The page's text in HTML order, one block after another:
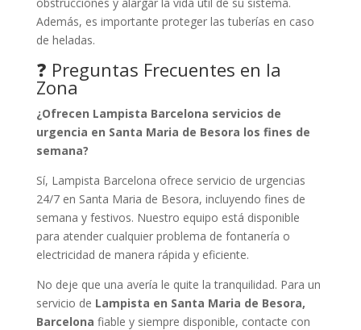
Además, es importante proteger las tuberías en caso
de heladas.
❓ Preguntas Frecuentes en la
Zona
¿Ofrecen Lampista Barcelona servicios de
urgencia en Santa Maria de Besora los fines de
semana?
Sí, Lampista Barcelona ofrece servicio de urgencias
24/7 en Santa Maria de Besora, incluyendo fines de
semana y festivos. Nuestro equipo está disponible
para atender cualquier problema de fontanería o
electricidad de manera rápida y eficiente.
No deje que una avería le quite la tranquilidad. Para un
servicio de Lampista en Santa Maria de Besora,
Barcelona fiable y siempre disponible, contacte con